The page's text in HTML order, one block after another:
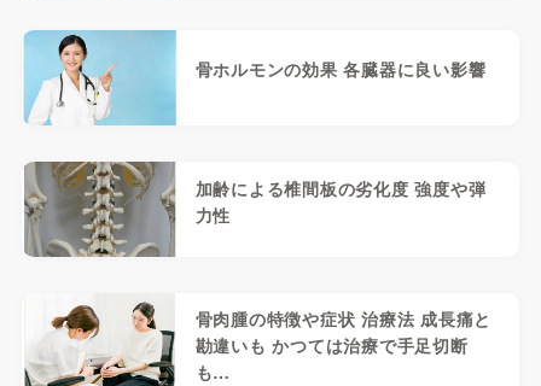
骨ホルモンの効果 各臓器に良い影響
加齢による椎間板の劣化度 強度や弾
力性
骨肉腫の特徴や症状 治療法 成長痛と
勘違いも かつては治療で手足切断
も…